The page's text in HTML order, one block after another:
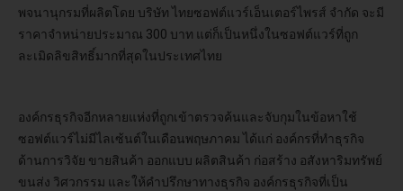
พจนานุกรมที่ผลิตโดย บริษัท ไทยซอฟต์แวร์เอ็นเตอร์ไพรส์ จำกัด จะมี
ราคาจำหน่ายประมาณ 300 บาท แต่ก็เป็นหนึ่งในซอฟต์แวร์ที่ถูก
ละเมิดลิขสิทธิ์มากที่สุดในประเทศไทย
องค์กรธุรกิจอีกหลายแห่งที่ถูกเข้าตรวจค้นและจับกุมในข้อหาใช้
ซอฟต์แวร์ไม่มีไลเซ้นต์ในเดือนพฤษภาคม ได้แก่ องค์กรที่ทำธุรกิจ
ด้านการวิจัย ขายสินค้า ออกแบบ ผลิตสินค้า ก่อสร้าง อสังหาริมทรัพย์
ขนส่ง วิศวกรรม และให้คำปรึกษาทางธุรกิจ องค์กรธุรกิจที่เป็น